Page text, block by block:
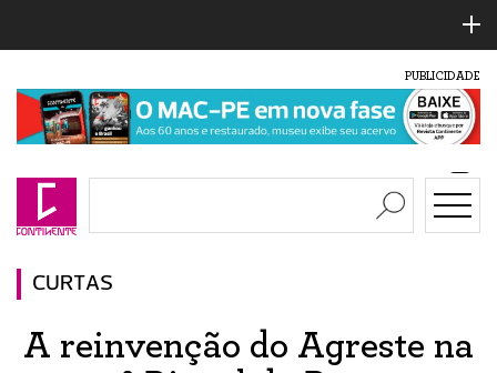
PUBLICIDADE
CURTAS
A reinvenção do Agreste na